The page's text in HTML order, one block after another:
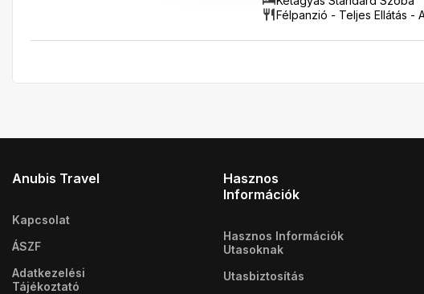
Félpanzió - Teljes Ellátás -
Anubis Travel
Kapcsolat
ÁSZF
Adatkezelési
Tájékoztató
Hasznos
Információk
Hasznos Információk
Utasoknak
Utasbiztosítás